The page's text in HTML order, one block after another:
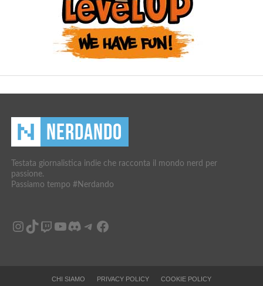
Testata giornalistica indie che racconta il mondo nerd per
passione.
Passiamo tempo #Nerdando
Instagram
TikTok
Twitch
YouTube
Discord
Telegram
Facebook
CHI SIAMO PRIVACY POLICY COOKIE POLICY